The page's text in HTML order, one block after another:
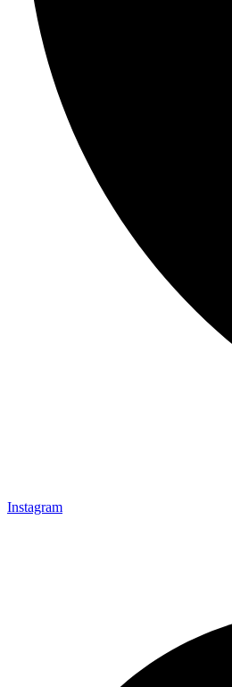
Instagram